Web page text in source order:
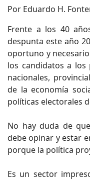
Por Eduardo H.
Frente a los 40
despunta este año
oportuno y
los candidatos a los
nacionales,
de la economía
políticas electorales
No hay duda de
debe opinar y estar
porque la política
Es un sector